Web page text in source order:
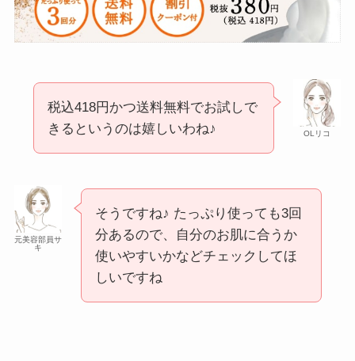
OLリコ
税込418円かつ送料無料でお試しで
きるというのは嬉しいわね♪
元美容部員サ
キ
そうですね♪ たっぷり使っても3回
分あるので、自分のお肌に合うか
使いやすいかなどチェックしてほ
しいですね